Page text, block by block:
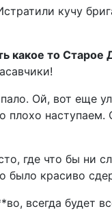
кучу
какое то
Ой, вот еще
где что бы ни
было красиво
всегда